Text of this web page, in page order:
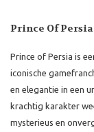
Prince Of Persia
Prince of Persia is
iconische
en elegantie in een
krachtig karakter
mysterieus en